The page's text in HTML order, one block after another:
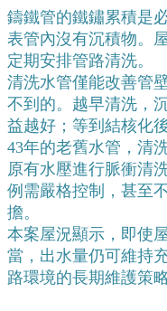
鑄鐵管的鐵鏽累積是
表管內沒有沉積物。
定期安排管路清洗。
清洗水管僅能改善管
不到的。越早清洗，
益越好；等到結核化
43年的老舊水管，清
原有水壓進行脈衝清
例需嚴格控制，甚至
擔。
本案屋況顯示，即使
當，出水量仍可維持
路環境的長期維護策略